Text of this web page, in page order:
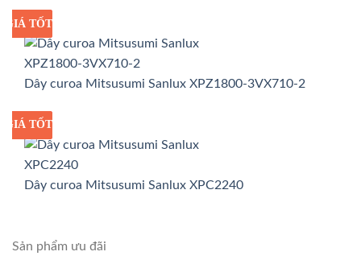
GIÁ SỈ
GIÁ TỐT
Dây curoa Mitsusumi Sanlux XPZ1800-3VX710-2
GIÁ SỈ
GIÁ TỐT
Dây curoa Mitsusumi Sanlux XPC2240
Sản phẩm ưu đãi